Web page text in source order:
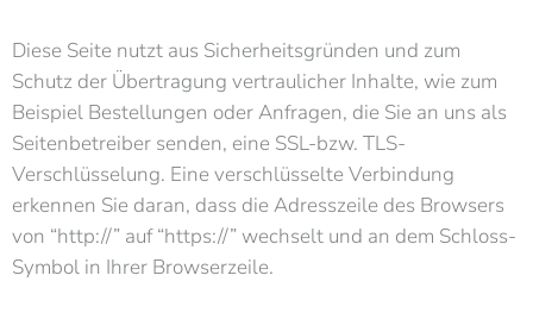
Diese Seite nutzt aus Sicherheitsgründen und zum
Schutz der Übertragung vertraulicher Inhalte, wie zum
Beispiel Bestellungen oder Anfragen, die Sie an uns als
Seitenbetreiber senden, eine SSL-bzw. TLS-
Verschlüsselung. Eine verschlüsselte Verbindung
erkennen Sie daran, dass die Adresszeile des Browsers
von “http://” auf “https://” wechselt und an dem Schloss-
Symbol in Ihrer Browserzeile.